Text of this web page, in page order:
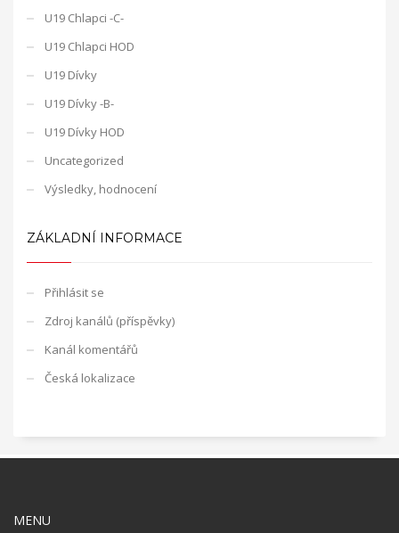
U19 Chlapci -C-
U19 Chlapci HOD
U19 Dívky
U19 Dívky -B-
U19 Dívky HOD
Uncategorized
Výsledky, hodnocení
ZÁKLADNÍ INFORMACE
Přihlásit se
Zdroj kanálů (příspěvky)
Kanál komentářů
Česká lokalizace
MENU